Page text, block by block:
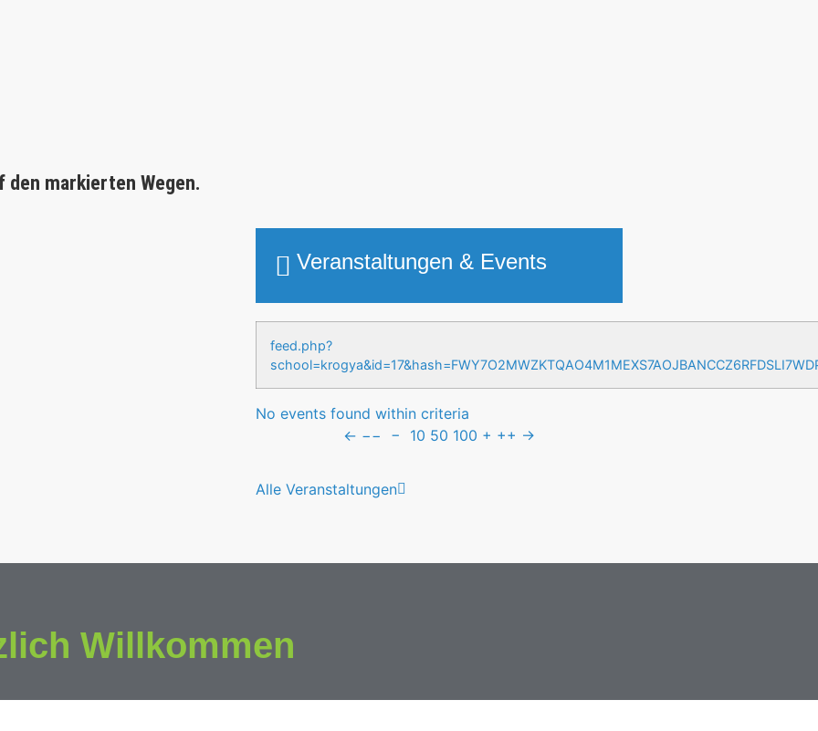
den markierten Wegen.
Veranstaltungen & Events
feed.php?
No events found within criteria
← −− − 10 50 100 + ++ →
Alle Veranstaltungen
Willkommen